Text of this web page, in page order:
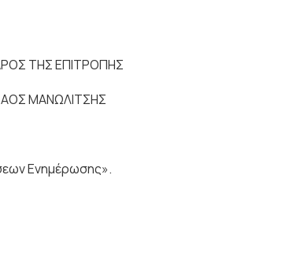
ΤΗΣ ΕΠΙΤΡΟΠΗΣ
ΜΑΝΩΛΙΤΣΗΣ
Ενημέρωσης».